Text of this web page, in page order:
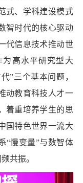
式、学科建设模式
智时代的核心驱动
代信息技术推动世
为高水平研究型大
”三个基本问题，
动教育科技人才一
着重培养学生的思
国特色世界一流大
“慢变量”与数智体
共振。